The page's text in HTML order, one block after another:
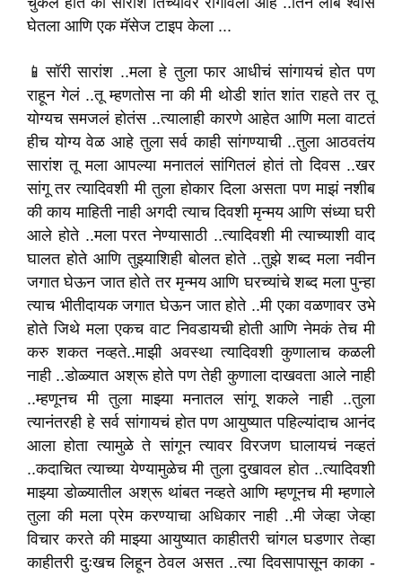
घेतला आणि एक मॅसेज टाइप केला ...
📱सॉरी सारांश ..मला हे तुला फार आधीचं सांगायचं होत पण
राहून गेलं ..तू म्हणतोस ना की मी थोडी शांत शांत राहते तर तू
योग्यच समजलं होतंस ..त्यालाही कारणे आहेत आणि मला वाटतं
हीच योग्य वेळ आहे तुला सर्व काही सांगण्याची ..तुला आठवतंय
सारांश तू मला आपल्या मनातलं सांगितलं होतं तो दिवस ..खर
सांगू तर त्यादिवशी मी तुला होकार दिला असता पण माझं नशीब
की काय माहिती नाही अगदी त्याच दिवशी मृन्मय आणि संध्या घरी
आले होते ..मला परत नेण्यासाठी ..त्यादिवशी मी त्याच्याशी वाद
घालत होते आणि तुझ्याशिही बोलत होते ..तुझे शब्द मला नवीन
जगात घेऊन जात होते तर मृन्मय आणि घरच्यांचे शब्द मला पुन्हा
त्याच भीतीदायक जगात घेऊन जात होते ..मी एका वळणावर उभे
होते जिथे मला एकच वाट निवडायची होती आणि नेमकं तेच मी
करु शकत नव्हते..माझी अवस्था त्यादिवशी कुणालाच कळली
नाही ..डोळ्यात अश्रू होते पण तेही कुणाला दाखवता आले नाही
..म्हणूनच मी तुला माझ्या मनातल सांगू शकले नाही ..तुला
त्यानंतरही हे सर्व सांगायचं होत पण आयुष्यात पहिल्यांदाच आनंद
आला होता त्यामुळे ते सांगून त्यावर विरजण घालायचं नव्हतं
..कदाचित त्याच्या येण्यामुळेच मी तुला दुखावल होत ..त्यादिवशी
माझ्या डोळ्यातील अश्रू थांबत नव्हते आणि म्हणूनच मी म्हणाले
तुला की मला प्रेम करण्याचा अधिकार नाही ..मी जेव्हा जेव्हा
विचार करते की माझ्या आयुष्यात काहीतरी चांगल घडणार तेव्हा
काहीतरी दुःखच लिहून ठेवल असत ..त्या दिवसापासून काका -